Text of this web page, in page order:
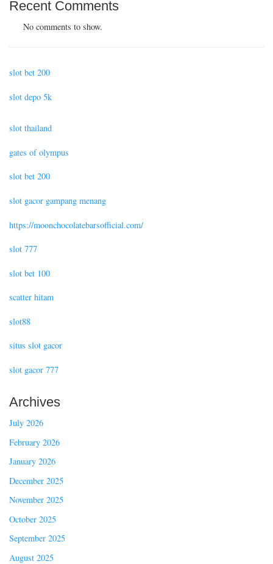
Recent Comments
No comments to show.
slot bet 200
slot depo 5k
slot thailand
gates of olympus
slot bet 200
slot gacor gampang menang
https://moonchocolatebarsofficial.com/
slot 777
slot bet 100
scatter hitam
slot88
situs slot gacor
slot gacor 777
Archives
July 2026
February 2026
January 2026
December 2025
November 2025
October 2025
September 2025
August 2025